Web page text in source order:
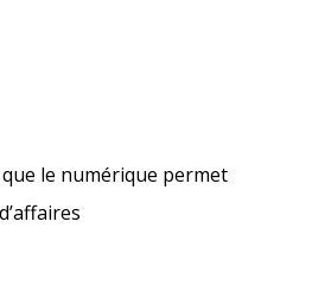
le numérique permet